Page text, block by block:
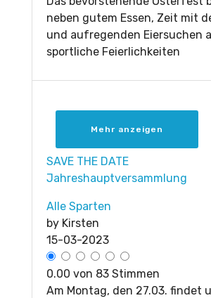
neben gutem Essen, Zeit mit
und aufregenden Eiersuchen
sportliche Feierlichkeiten
Mehr anzeigen
SAVE THE DATE
Jahreshauptversammlung
Alle Sparten
by Kirsten
15-03-2023
0.00 von 83 Stimmen
Am Montag, den 27.03. findet